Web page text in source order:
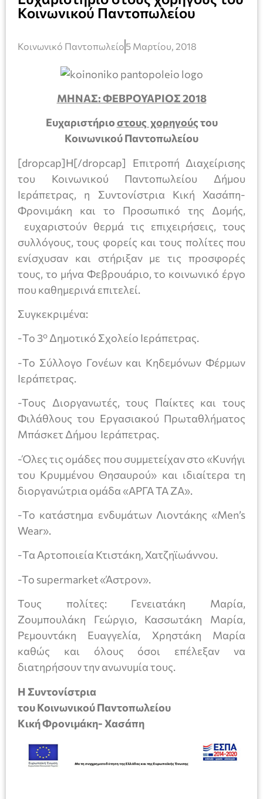
Κοινωνικού Παντοπωλείου
Κοινωνικό Παντοπωλείο 5 Μαρτίου, 2018
ΜΗΝΑΣ: ΦΕΒΡΟΥΑΡΙΟΣ 2018
Ευχαριστήριοστους χορηγούςτου
Κοινωνικού Παντοπωλείου
[dropcap]Η[/dropcap] Επιτροπή Διαχείρισης
του Κοινωνικού Παντοπωλείου Δήμου
Ιεράπετρας, η Συντονίστρια Κική Χασάπη-
Φρονιμάκη και το Προσωπικό της Δομής,
ευχαριστoύν θερμά τις επιχειρήσεις, τους
συλλόγους, τους φορείς και τους πολίτες που
ενίσχυσαν και στήριξαν με τις προσφορές
τους, το μήνα Φεβρουάριο, το κοινωνικό έργο
που καθημερινά επιτελεί.
Συγκεκριμένα:
-Το 3οΔημοτικό Σχολείο Ιεράπετρας.
-Το Σύλλογο Γονέων και Κηδεμόνων Φέρμων
Ιεράπετρας.
-Toυς Διοργανωτές, τους Παίκτες και τους
Φιλάθλους του Εργασιακού Πρωταθλήματος
Μπάσκετ Δήμου Ιεράπετρας.
-Όλες τις ομάδες που συμμετείχαν στο «Κυνήγι
του Κρυμμένου Θησαυρού» και ιδιαίτερα τη
διοργανώτρια ομάδα «ΑΡΓΑ ΤΑ ΖΑ».
-Το κατάστημα ενδυμάτων Λιοντάκης «Men’s
Wear».
-Τα Αρτοποιεία Κτιστάκη, Χατζηϊωάννου.
-To supermarket «Άστρον».
Τους πολίτες: Γενειατάκη Μαρία,
Ζουμπουλάκη Γεώργιο, Κασσωτάκη Μαρία,
Ρεμουντάκη Ευαγγελία, Χρηστάκη Μαρία
καθώς και όλους όσοι επέλεξαν να
διατηρήσουν την ανωνυμία τους.
Η Συντονίστρια
του Κοινωνικού Παντοπωλείου
Κική Φρονιμάκη- Χασάπη